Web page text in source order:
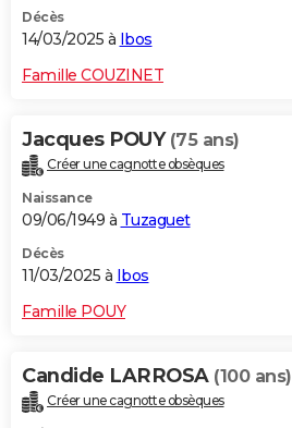
Décès
14/03/2025 à Ibos
Famille COUZINET
Jacques POUY (75 ans)
Créer une cagnotte obsèques
Naissance
09/06/1949 à Tuzaguet
Décès
11/03/2025 à Ibos
Famille POUY
Candide LARROSA (100 ans)
Créer une cagnotte obsèques